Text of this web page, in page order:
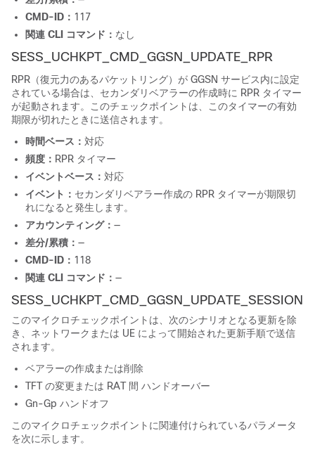
CMD-ID： 117
関連 CLI コマンド： なし
SESS_UCHKPT_CMD_GGSN_UPDATE_RPR
RPR（復元力のあるパケットリング）が GGSN サービス内に設定
されている場合は、セカンダリベアラーの作成時に RPR タイマー
が起動されます。このチェックポイントは、このタイマーの有効
期限が切れたときに送信されます。
時間ベース： 対応
頻度： RPR タイマー
イベントベース： 対応
イベント： セカンダリベアラー作成の RPR タイマーが期限切
れになると発生します。
アカウンティング： —
差分/累積： —
CMD-ID： 118
関連 CLI コマンド： —
SESS_UCHKPT_CMD_GGSN_UPDATE_SESSION
このマイクロチェックポイントは、次のシナリオとなる更新を除
き、ネットワークまたは UE によって開始された更新手順で送信
されます。
ベアラーの作成または削除
TFT の変更または RAT 間 ハンドオーバー
Gn-Gp ハンドオフ
このマイクロチェックポイントに関連付けられているパラメータ
を次に示します。